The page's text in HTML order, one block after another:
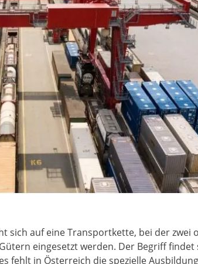
sich auf eine Transportkette, bei der zwei
eingesetzt werden. Der Begriff findet
fehlt in Österreich die spezielle